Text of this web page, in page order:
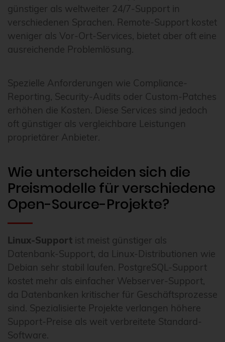
günstiger als weltweiter 24/7-Support in
verschiedenen Sprachen. Remote-Support kostet
weniger als Vor-Ort-Services, bietet aber oft eine
ausreichende Problemlösung.
Spezielle Anforderungen wie Compliance-
Reporting, Security-Audits oder Custom-Patches
erhöhen die Kosten. Diese Services sind jedoch
oft günstiger als vergleichbare Leistungen
proprietärer Anbieter.
Wie unterscheiden sich die
Preismodelle für verschiedene
Open-Source-Projekte?
Linux-Support ist meist günstiger als
Datenbank-Support, da Linux-Distributionen wie
Debian sehr stabil laufen. PostgreSQL-Support
kostet mehr als einfacher Webserver-Support,
da Datenbanken kritischer für Geschäftsprozesse
sind. Spezialisierte Projekte verlangen höhere
Support-Preise als weit verbreitete Standard-
Software.